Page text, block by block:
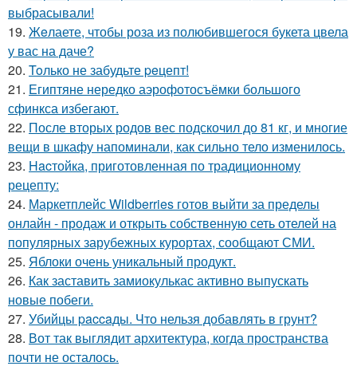
выбрасывали!
19. Жeлаете, чтобы роза из полюбившегося букета цвела
у вас на даче?
20. Toлько не забудьте peцепт!
21. Египтяне нередко аэрофотосъёмки большого
сфинкса избегают.
22. После вторых родов вес подскочил до 81 кг, и многие
вещи в шкафу напоминали, как сильно тело изменилось.
23. Hacтойка, приготовленная по традиционному
рецепту:
24. Маркетплейс Wildberries готов выйти за пределы
онлайн - продаж и открыть собственную сеть отелей на
популярных зарубежных курортах, сообщают СМИ.
25. Яблоки очень уникальный продукт.
26. Как заставить замиокулькас активно выпускать
новые побеги.
27. Убийцы paccaды. Что нельзя добавлять в грунт?
28. Вот так выглядит архитектура, когда пространства
почти не осталось.